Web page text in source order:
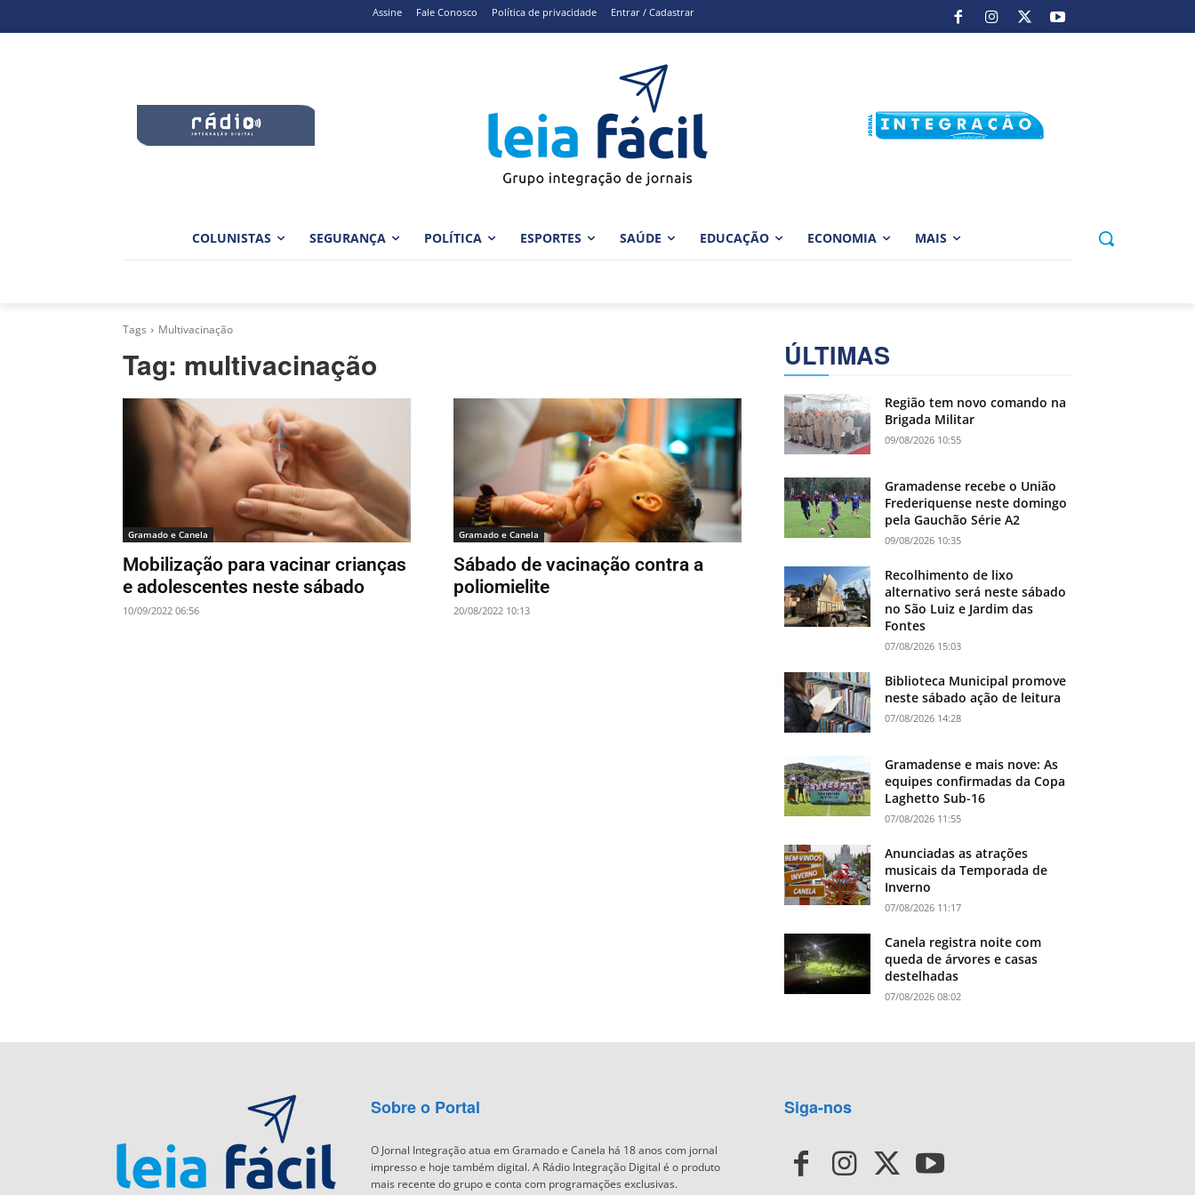
Assine Fale Conosco Política de privacidade Entrar / Cadastrar
COLUNISTAS SEGURANÇA POLÍTICA ESPORTES SAÚDE EDUCAÇÃO ECONOMIA MAIS
Tags Multivacinação
Tag: multivacinação
Gramado e Canela
Mobilização para vacinar crianças
e adolescentes neste sábado
10/09/2022 06:56
Gramado e Canela
Sábado de vacinação contra a
poliomielite
20/08/2022 10:13
ÚLTIMAS
Região tem novo comando na
Brigada Militar
09/08/2026 10:55
Gramadense recebe o União
Frederiquense neste domingo
pela Gauchão Série A2
09/08/2026 10:35
Recolhimento de lixo
alternativo será neste sábado
no São Luiz e Jardim das
Fontes
07/08/2026 15:03
Biblioteca Municipal promove
neste sábado ação de leitura
07/08/2026 14:28
Gramadense e mais nove: As
equipes confirmadas da Copa
Laghetto Sub-16
07/08/2026 11:55
Anunciadas as atrações
musicais da Temporada de
Inverno
07/08/2026 11:17
Canela registra noite com
queda de árvores e casas
destelhadas
07/08/2026 08:02
Sobre o Portal
O Jornal Integração atua em Gramado e Canela há 18 anos com jornal
impresso e hoje também digital. A Rádio Integração Digital é o produto
mais recente do grupo e conta com programações exclusivas.
Siga-nos